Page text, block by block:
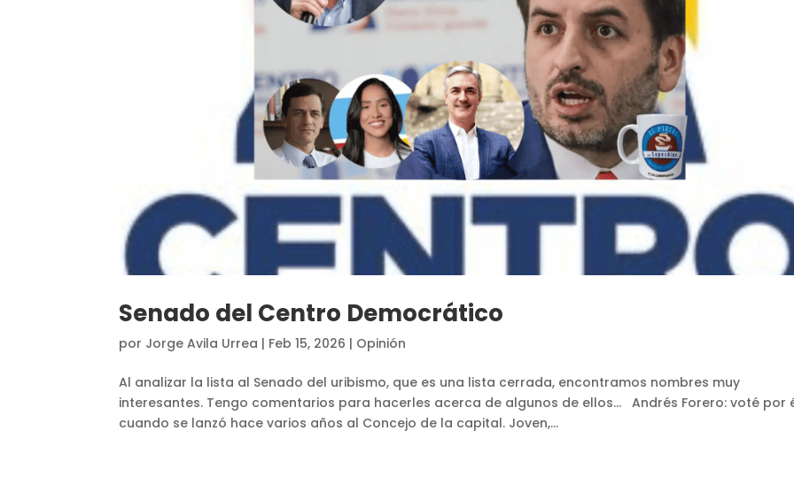
Senado del Centro Democrático
por Jorge Avila Urrea | Feb 15, 2026 | Opinión
Al analizar la lista al Senado del uribismo, que es una lista cerrada, encontramos nombres muy
interesantes. Tengo comentarios para hacerles acerca de algunos de ellos… Andrés Forero: voté por
cuando se lanzó hace varios años al Concejo de la capital. Joven,...